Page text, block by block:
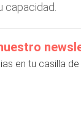
capacidad.
en tu casilla de